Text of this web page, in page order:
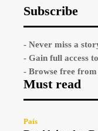
Subscribe
- Never miss a
- Gain full access
- Browse free from
Must read
País